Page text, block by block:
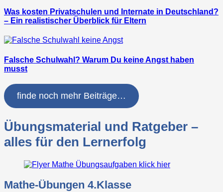
Was kosten Privatschulen und Internate in Deutschland?
– Ein realistischer Überblick für Eltern
Falsche Schulwahl? Warum Du keine Angst haben
musst
finde noch mehr Beiträge…
Übungsmaterial und Ratgeber –
alles für den Lernerfolg
Mathe-Übungen 4.Klasse